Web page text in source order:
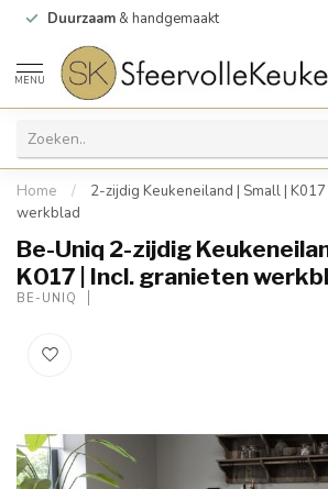
Duurzaam & handgemaakt
MENU
Home /
2-zijdig Keukeneiland | Small |
werkblad
Be-Uniq 2-zijdig
K017 | Incl. granieten
BE-UNIQ